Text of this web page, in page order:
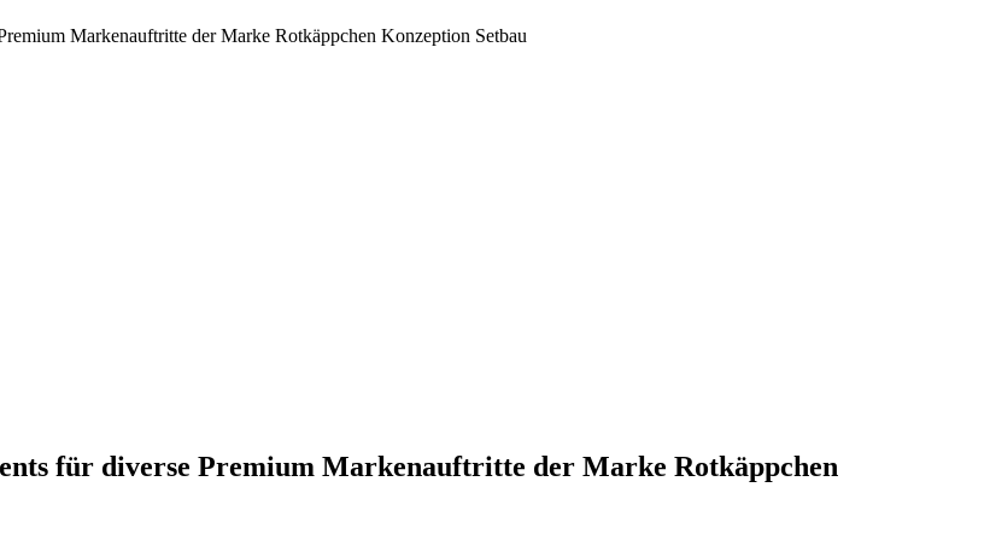
Markenauftritte der Marke Rotkäppchen Konzeption Setbau
für diverse Premium Markenauftritte der Marke Rotkäppchen